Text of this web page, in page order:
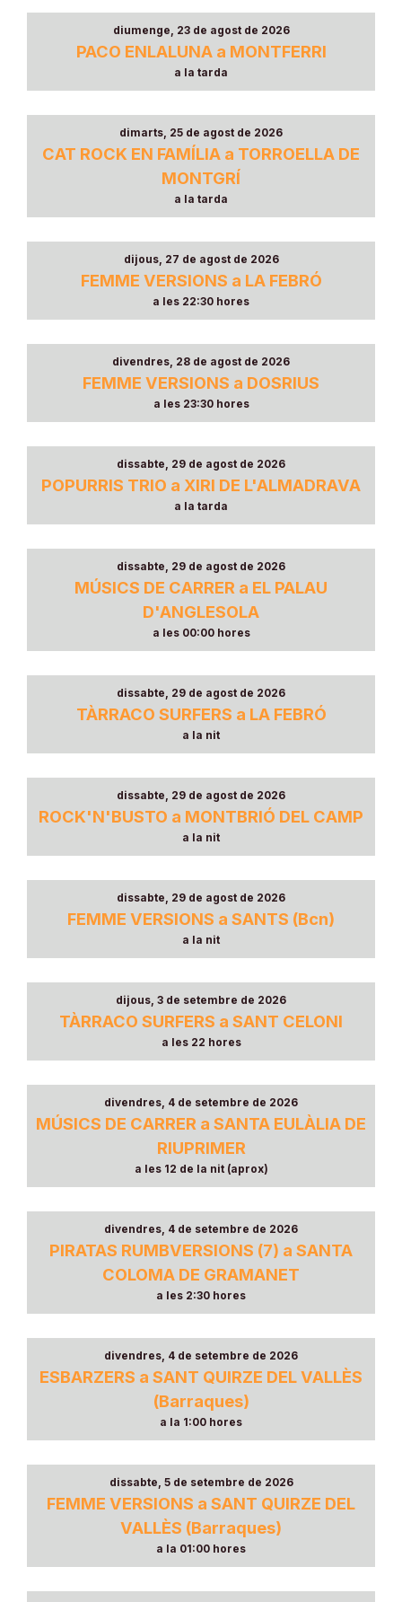
diumenge, 23 de agost de 2026
PACO ENLALUNA a MONTFERRI
a la tarda
dimarts, 25 de agost de 2026
CAT ROCK EN FAMÍLIA a TORROELLA DE
MONTGRÍ
a la tarda
dijous, 27 de agost de 2026
FEMME VERSIONS a LA FEBRÓ
a les 22:30 hores
divendres, 28 de agost de 2026
FEMME VERSIONS a DOSRIUS
a les 23:30 hores
dissabte, 29 de agost de 2026
POPURRIS TRIO a XIRI DE L'ALMADRAVA
a la tarda
dissabte, 29 de agost de 2026
MÚSICS DE CARRER a EL PALAU
D'ANGLESOLA
a les 00:00 hores
dissabte, 29 de agost de 2026
TÀRRACO SURFERS a LA FEBRÓ
a la nit
dissabte, 29 de agost de 2026
ROCK'N'BUSTO a MONTBRIÓ DEL CAMP
a la nit
dissabte, 29 de agost de 2026
FEMME VERSIONS a SANTS (Bcn)
a la nit
dijous, 3 de setembre de 2026
TÀRRACO SURFERS a SANT CELONI
a les 22 hores
divendres, 4 de setembre de 2026
MÚSICS DE CARRER a SANTA EULÀLIA DE
RIUPRIMER
a les 12 de la nit (aprox)
divendres, 4 de setembre de 2026
PIRATAS RUMBVERSIONS (7) a SANTA
COLOMA DE GRAMANET
a les 2:30 hores
divendres, 4 de setembre de 2026
ESBARZERS a SANT QUIRZE DEL VALLÈS
(Barraques)
a la 1:00 hores
dissabte, 5 de setembre de 2026
FEMME VERSIONS a SANT QUIRZE DEL
VALLÈS (Barraques)
a la 01:00 hores